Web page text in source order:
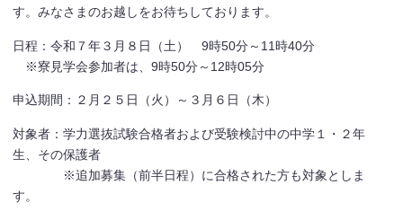
す。みなさまのお越しをお待ちしております。
日程：令和７年３月８日（土） 9時50分～11時40分
※寮見学会参加者は、9時50分～12時05分
申込期間：２月２５日（火）～３月６日（木）
対象者：学力選抜試験合格者および受験検討中の中学１・２年
生、その保護者
※追加募集（前半日程）に合格された方も対象としま
す。